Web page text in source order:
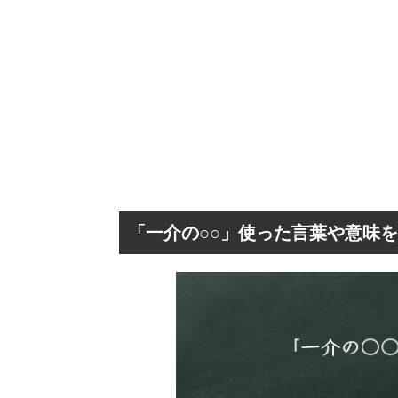
「一介の○○」使った言葉や意味